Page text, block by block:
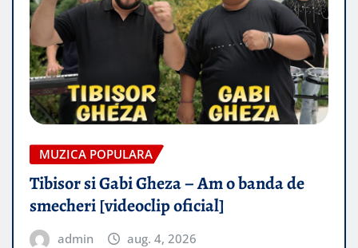
MUZICA POPULARA
Tibisor si Gabi Gheza – Am o banda de
smecheri [videoclip oficial]
admin aug. 4, 2026